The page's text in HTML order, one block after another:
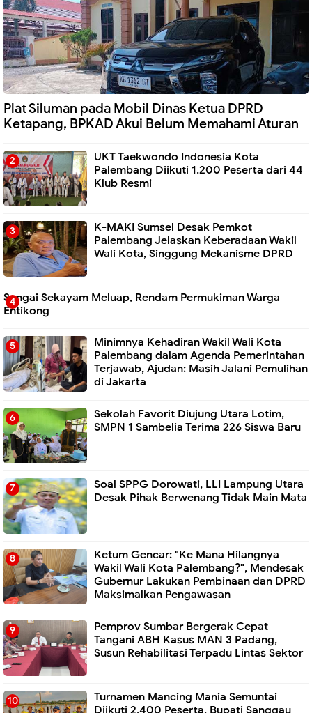
Plat Siluman pada Mobil Dinas Ketua DPRD
Ketapang, BPKAD Akui Belum Memahami Aturan
UKT Taekwondo Indonesia Kota
Palembang Diikuti 1.200 Peserta dari 44
Klub Resmi
K-MAKI Sumsel Desak Pemkot
Palembang Jelaskan Keberadaan Wakil
Wali Kota, Singgung Mekanisme DPRD
Sungai Sekayam Meluap, Rendam Permukiman Warga
Entikong
Minimnya Kehadiran Wakil Wali Kota
Palembang dalam Agenda Pemerintahan
Terjawab, Ajudan: Masih Jalani Pemulihan
di Jakarta
Sekolah Favorit Diujung Utara Lotim,
SMPN 1 Sambelia Terima 226 Siswa Baru ‎
Soal SPPG Dorowati, LLI Lampung Utara
Desak Pihak Berwenang Tidak Main Mata
Ketum Gencar: "Ke Mana Hilangnya
Wakil Wali Kota Palembang?", Mendesak
Gubernur Lakukan Pembinaan dan DPRD
Maksimalkan Pengawasan
Pemprov Sumbar Bergerak Cepat
Tangani ABH Kasus MAN 3 Padang,
Susun Rehabilitasi Terpadu Lintas Sektor
Turnamen Mancing Mania Semuntai
Diikuti 2.400 Peserta, Bupati Sanggau